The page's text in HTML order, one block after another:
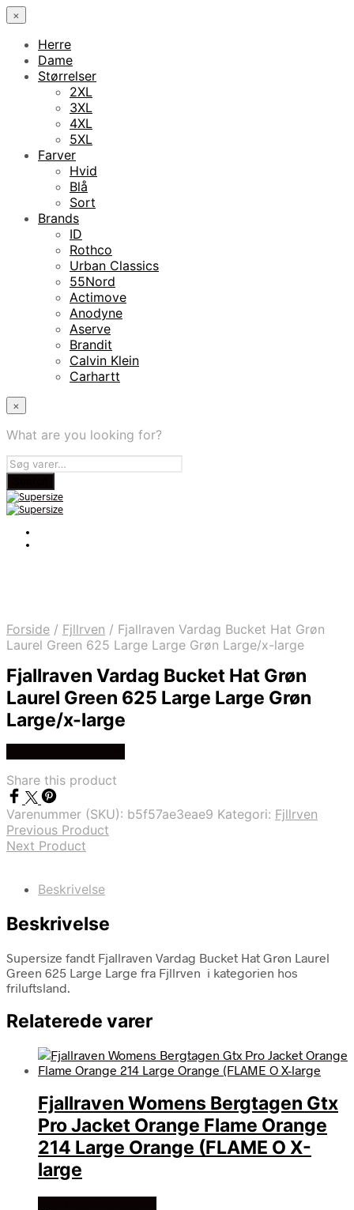
×
Herre
Dame
Størrelser
2XL
3XL
4XL
5XL
Farver
Hvid
Blå
Sort
Brands
ID
Rothco
Urban Classics
55Nord
Actimove
Anodyne
Aserve
Brandit
Calvin Klein
Carhartt
×
What are you looking for?
Forside / Fjllrven / Fjallraven Vardag Bucket Hat Grøn
Laurel Green 625 Large Large Grøn Large/x-large
Fjallraven Vardag Bucket Hat Grøn
Laurel Green 625 Large Large Grøn
Large/x-large
Share this product
Varenummer (SKU): b5f57ae3eae9 Kategori: Fjllrven
Previous Product
Next Product
Beskrivelse
Beskrivelse
Supersize fandt Fjallraven Vardag Bucket Hat Grøn Laurel
Green 625 Large Large fra Fjllrven i kategorien hos
friluftsland.
Relaterede varer
Fjallraven Womens Bergtagen Gtx
Pro Jacket Orange Flame Orange
214 Large Orange (FLAME O X-
large